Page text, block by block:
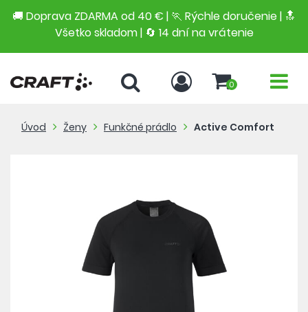
🚚 Doprava ZDARMA od 40 € | 🏃 Rýchle doručenie | 🔝
Všetko skladom | 🔄 14 dní na vrátenie
0
Úvod Ženy Funkčné prádlo Active Comfort